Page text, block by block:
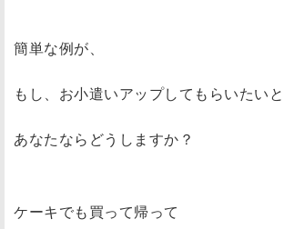
簡単な例が、
もし、お小遣いアップしてもらいたいと
あなたならどうしますか？
ケーキでも買って帰って